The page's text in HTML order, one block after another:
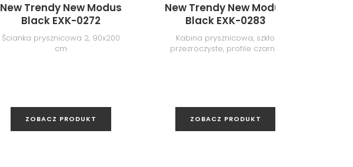
New Trendy New Modus
Black EXK-0272
Ścianka prysznicowa 2, 90x200
cm
ZOBACZ PRODUKT
New Trendy New Modus
Black EXK-0283
Kabina prysznicowa, szkło
przezroczyste, profile czarne,
ZOBACZ PRODUKT